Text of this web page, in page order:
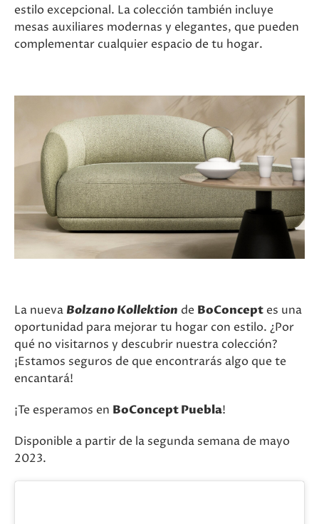
estilo excepcional. La colección también incluye
mesas auxiliares modernas y elegantes, que pueden
complementar cualquier espacio de tu hogar.
La nueva Bolzano Kollektion de BoConcept es una
oportunidad para mejorar tu hogar con estilo. ¿Por
qué no visitarnos y descubrir nuestra colección?
¡Estamos seguros de que encontrarás algo que te
encantará!
¡Te esperamos en BoConcept Puebla!
Disponible a partir de la segunda semana de mayo
2023.